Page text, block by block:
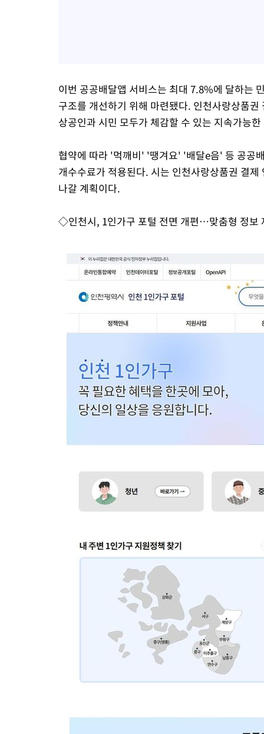
이번 공공배달앱 서비스는 최대 7.8%에 달하는
구조를 개선하기 위해 마련됐다. 인천사랑상품
상공인과 시민 모두가 체감할 수 있는 지속가능
협약에 따라 '먹깨비' '땡겨요' '배달e음' 등 공공
개수수료가 적용된다. 시는 인천사랑상품권 결
나갈 계획이다.
◇인천시, 1인가구 포털 전면 개편…맞춤형 정보